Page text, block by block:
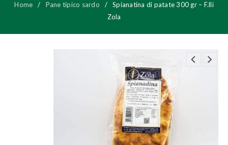
Home / Pane tipico sardo /
Spianatina di patate 300 gr – F.lli
Zola